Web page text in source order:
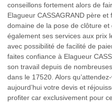
conseillons fortement alors de
Elagueur CASSAGRAND père
domaine de la pose de clôture et
également ses services aux prix
avec possibilité de facilité de
faites confiance à Elagueur
son travail depuis de
dans le 17520. Alors
aujourd’hui votre devis et
profiter car exclusivement pour